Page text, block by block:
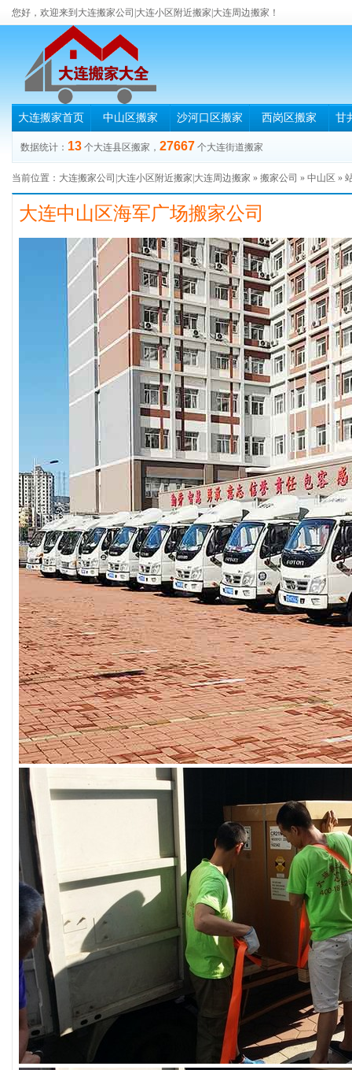
您好，欢迎来到大连搬家公司|大连小区附近搬家|大连周边搬家！
大连搬家首页 中山区搬家 沙河口区搬家 西岗区搬家 甘
数据统计： 13 个大连县区搬家， 27667 个大连街道搬家
当前位置： 大连搬家公司|大连小区附近搬家|大连周边搬家 » 搬家公司 » 中山区 »
大连中山区海军广场搬家公司